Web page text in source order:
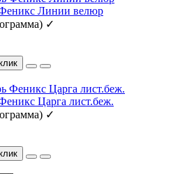
Линии велюр
✓
Царга лист.беж.
✓